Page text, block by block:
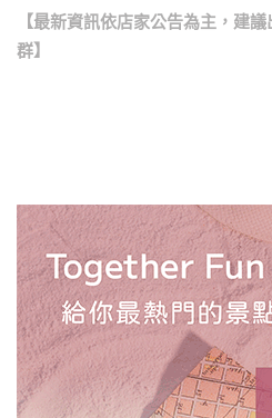
【最新資訊依店家公告為主，建
群】